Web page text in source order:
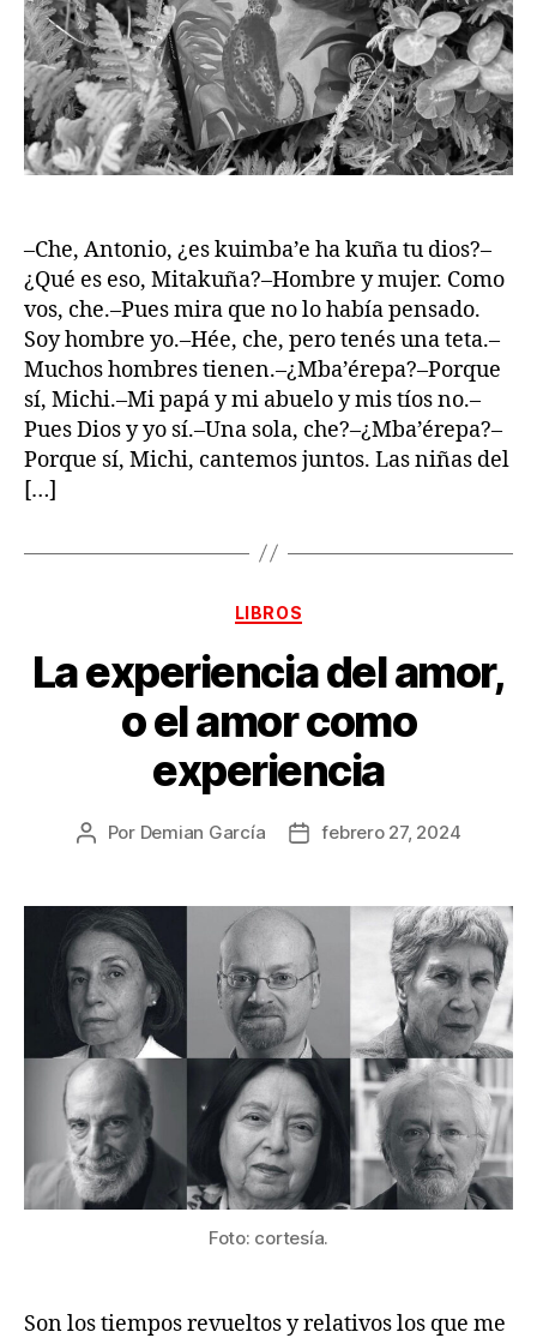
–Che, Antonio, ¿es kuimba’e ha kuña tu dios?–
¿Qué es eso, Mitakuña?–Hombre y mujer. Como
vos, che.–Pues mira que no lo había pensado.
Soy hombre yo.–Hée, che, pero tenés una teta.–
Muchos hombres tienen.–¿Mba’érepa?–Porque
sí, Michi.–Mi papá y mi abuelo y mis tíos no.–
Pues Dios y yo sí.–Una sola, che?–¿Mba’érepa?–
Porque sí, Michi, cantemos juntos. Las niñas del
[…]
Categorías
LIBROS
La experiencia del amor,
o el amor como
experiencia
Autor
publicación
Por Demian García
Fecha
publicación
febrero 27, 2024
Foto: cortesía.
Son los tiempos revueltos y relativos los que me